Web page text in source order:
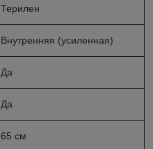
Терилен
Внутренняя (усиленная)
Да
Да
65 см